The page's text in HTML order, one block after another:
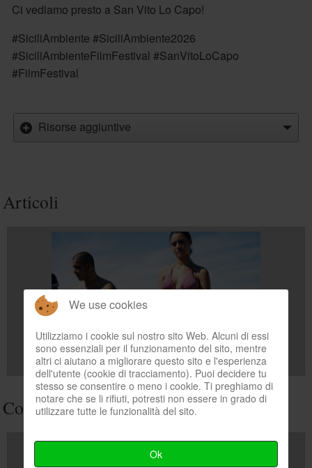
Ci vediamo presto a San Vito Lo Capo!
#SiciliAmbiente #SiciliAmbiente2026
#SiciliAmbienteFilmFestival #SanVitoLoCapo
#FilmFestival
Risorse aggiuntive
Articoli
Contributors
We use cookies
Utilizziamo i cookie sul nostro sito Web. Alcuni di essi
sono essenziali per il funzionamento del sito, mentre
altri ci aiutano a migliorare questo sito e l'esperienza
dell'utente (cookie di tracciamento). Puoi decidere tu
stesso se consentire o meno i cookie. Ti preghiamo di
notare che se li rifiuti, potresti non essere in grado di
utilizzare tutte le funzionalità del sito.
Ok